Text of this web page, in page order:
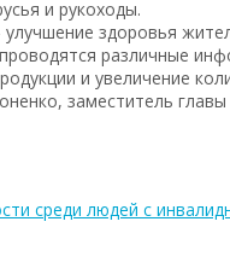
и рукоходы.
здоровья
различные
и увеличение
заместитель главы
среди людей с